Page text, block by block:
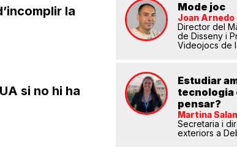
la
si no hi ha
Mode joc
Joan Arnedo
Director del
de Disseny i
Videojocs de
Estudiar
tecnologia
pensar?
Martina
Secretaria i
exteriors a